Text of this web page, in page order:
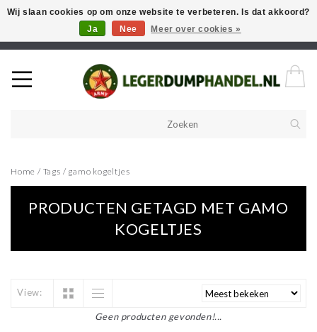
Welkom in onze webshop! Als u een product zoekt en deze niet kan
vinden in de webwinkel, neem vooral contact op!
Home / Tags / gamo kogeltjes
PRODUCTEN GETAGD MET GAMO
KOGELTJES
View:
Geen producten gevonden!...
Wij slaan cookies op om onze website te verbeteren. Is dat akkoord?
Ja
Nee Meer over cookies »